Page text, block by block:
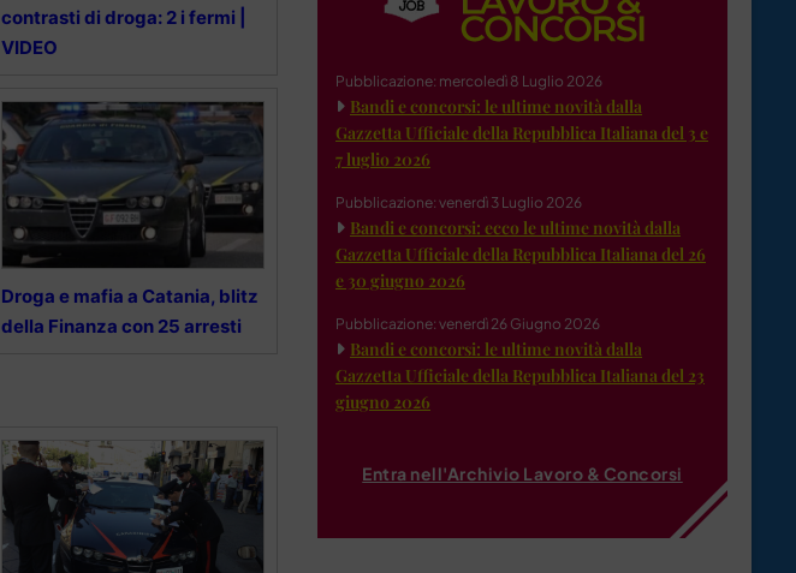
contrasti di droga: 2 i fermi |
VIDEO
Droga e mafia a Catania, blitz
della Finanza con 25 arresti
Pubblicazione: mercoledì 8 Luglio 2026
Bandi e concorsi: le ultime novità dalla
Gazzetta Ufficiale della Repubblica Italiana del 3 e
7 luglio 2026
Pubblicazione: venerdì 3 Luglio 2026
Bandi e concorsi: ecco le ultime novità dalla
Gazzetta Ufficiale della Repubblica Italiana del 26
e 30 giugno 2026
Pubblicazione: venerdì 26 Giugno 2026
Bandi e concorsi: le ultime novità dalla
Gazzetta Ufficiale della Repubblica Italiana del 23
giugno 2026
Entra nell'Archivio Lavoro & Concorsi